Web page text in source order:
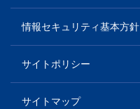
情報セキュリティ基本方針
サイトポリシー
サイトマップ